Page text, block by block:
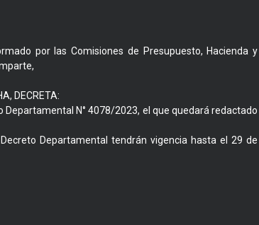
por las Comisiones de Presupuesto, Hacienda y
DECRETA:
N° 4078/2023, el que quedará redactado
Departamental tendrán vigencia hasta el 29 de